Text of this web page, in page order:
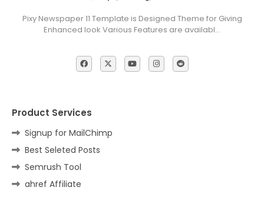
Pixy Newspaper 11 Template is Designed Theme for Giving
Enhanced look Various Features are availabl…
Product Services
Signup for MailChimp
Best Seleted Posts
Semrush Tool
ahref Affiliate